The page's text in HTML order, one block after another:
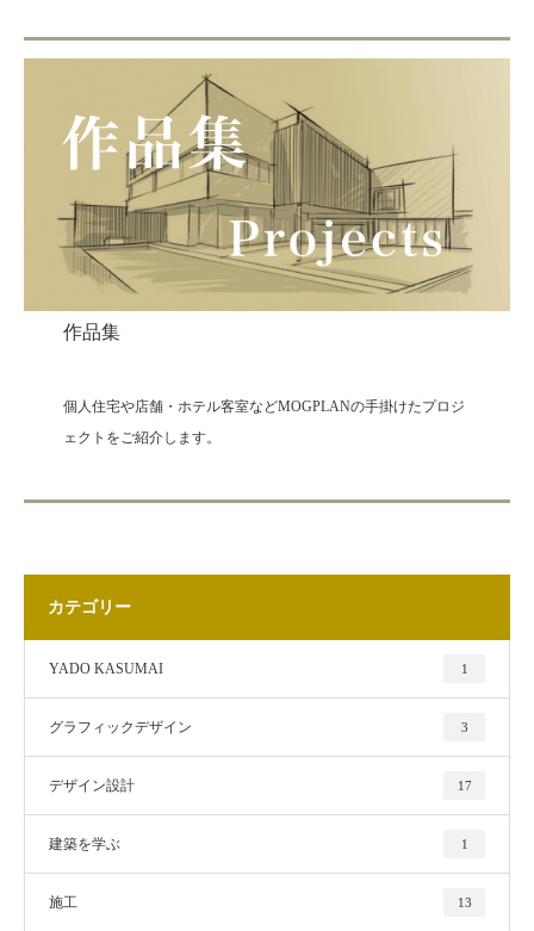
作品集
個人住宅や店舗・ホテル客室などMOGPLANの手掛けたプロジ
ェクトをご紹介します。
カテゴリー
YADO KASUMAI 1
グラフィックデザイン 3
デザイン設計 17
建築を学ぶ 1
施工 13